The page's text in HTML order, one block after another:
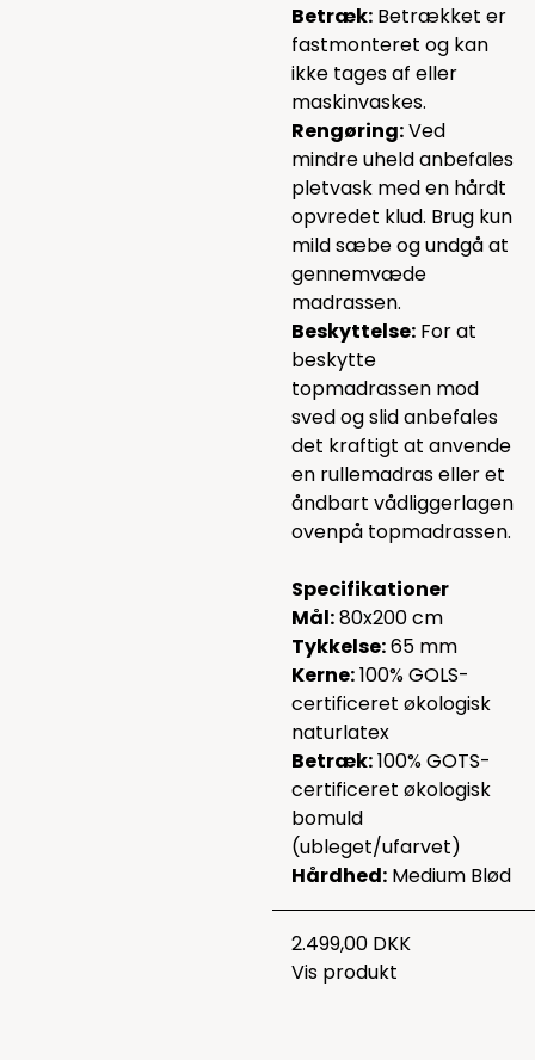
Betræk: Betrækket er
fastmonteret og kan
ikke tages af eller
maskinvaskes.
Rengøring:Ved
mindre uheld anbefales
pletvask med en hårdt
opvredet klud. Brug kun
mild sæbe og undgå at
gennemvæde
madrassen.
Beskyttelse: For at
beskytte
topmadrassen mod
sved og slid anbefales
det kraftigt at anvende
en rullemadras eller et
åndbart vådliggerlagen
ovenpå topmadrassen.
Specifikationer
Mål:80x200 cm
Tykkelse:65 mm
Kerne:100% GOLS-
certificeret økologisk
naturlatex
Betræk:100% GOTS-
certificeret økologisk
bomuld
(ubleget/ufarvet)
Hårdhed: Medium Blød
2.499,00 DKK
Vis produkt